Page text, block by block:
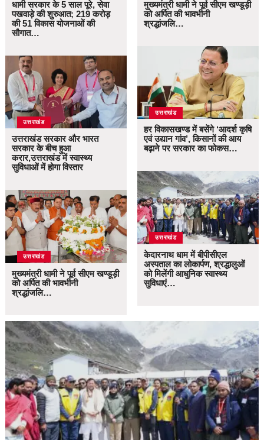
धामी सरकार के 5 साल पूरे, सेवा
पखवाड़े की शुरुआत; 219 करोड़
की 51 विकास योजनाओं की
सौगात…
उत्तराखंड
उत्तराखंड सरकार और भारत
सरकार के बीच हुआ
करार,उत्तराखंड में स्वास्थ्य
सुविधाओं में होगा विस्तार
उत्तराखंड
मुख्यमंत्री धामी ने पूर्व सीएम खण्डूड़ी
को अर्पित की भावभीनी
श्रद्धांजलि…
मुख्यमंत्री धामी ने पूर्व सीएम खण्डूड़ी
को अर्पित की भावभीनी
श्रद्धांजलि…
उत्तराखंड
हर विकासखण्ड में बसेंगे ‘आदर्श कृषि
एवं उद्यान गांव’, किसानों की आय
बढ़ाने पर सरकार का फोकस…
उत्तराखंड
केदारनाथ धाम में बीपीसीएल
अस्पताल का लोकार्पण, श्रद्धालुओं
को मिलेंगी आधुनिक स्वास्थ्य
सुविधाएं…